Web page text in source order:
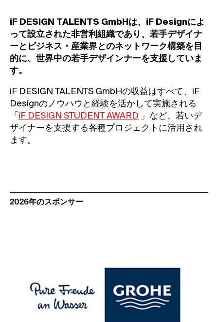
iF DESIGN TALENTS GmbHは、iF Designによ
って設立された非営利組織であり、若手デザイナ
ーとビジネス・産業界とのネットワーク構築を目
的に、世界中の若手デザインナーを支援していま
す。
iF DESIGN TALENTS GmbHの収益はすべて、iF
Designのノウハウと経験を活かして実施される
「 iF DESIGN STUDENT AWARD 」など、若いデ
ザイナーを支援する各種プロジェクトに活用され
ます。
2026年のスポンサー